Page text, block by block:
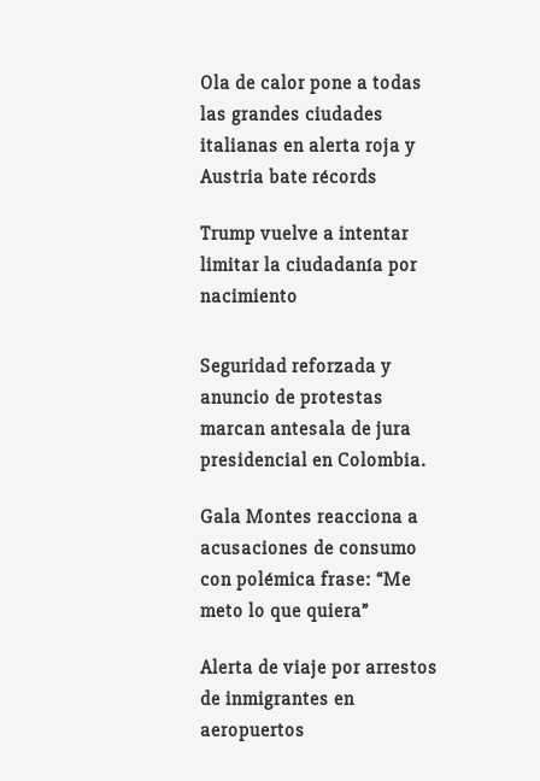
Ola de calor pone a todas
las grandes ciudades
italianas en alerta roja y
Austria bate récords
Trump vuelve a intentar
limitar la ciudadanía por
nacimiento
Seguridad reforzada y
anuncio de protestas
marcan antesala de jura
presidencial en Colombia.
Gala Montes reacciona a
acusaciones de consumo
con polémica frase: “Me
meto lo que quiera”
Alerta de viaje por arrestos
de inmigrantes en
aeropuertos